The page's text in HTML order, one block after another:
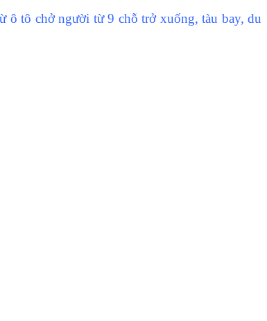
ô tô chở người từ 9 chỗ trở xuống, tàu bay, du